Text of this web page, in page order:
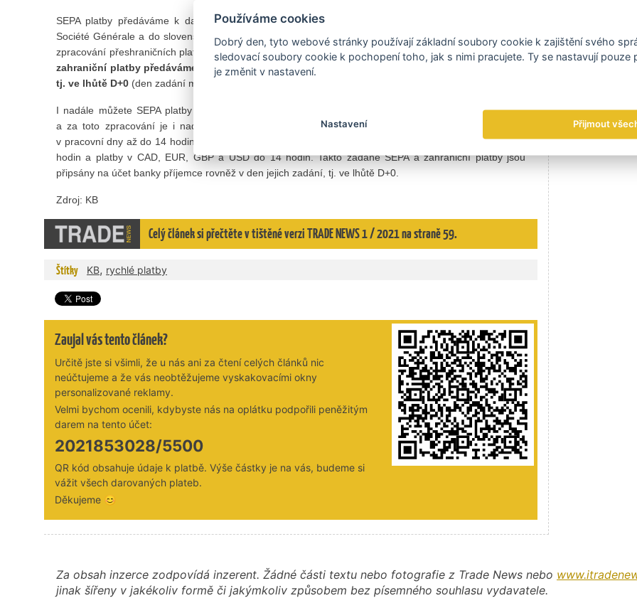
SEPA platby předáváme k dalšímu zpracování přeshraničních SEPA plateb do systému STEP přes
Société Générale a do slovenských bank přes systém SIPS. Zahraniční platby jsou předány k dalšímu
zpracování přeshraničních plateb do systému SWIFT a do slovenských bank přes systém SIPS.
SEPA i
zahraniční platby předáváme tak, aby byly připsány na účet banky příjemce v den jejich zadání,
tj. ve lhůtě D+0 (den zadání musí být pracovním dnem).
I nadále můžete SEPA platby i zahraniční platby zadávat s rychlostí urgent. To zůstává beze změny
a za toto zpracování je i nadále účtován poplatek. SEPA platby s rychlostí urgent můžete zadávat
v pracovní dny až do 14 hodin. Zahraniční platby v CZK, DKK, CHF, NOK a SEK můžete zadávat do 13
hodin a platby v CAD, EUR, GBP a USD do 14 hodin. Takto zadané SEPA a zahraniční platby jsou
připsány na účet banky příjemce rovněž v den jejich zadání, tj. ve lhůtě D+0.
Zdroj: KB
Celý článek si přečtěte v tištěné verzi TRADE NEWS 1 / 2021 na straně 59.
Štítky KB, rychlé platby
Zaujal vás tento článek?
Určitě jste si všimli, že u nás ani za čtení celých článků nic
neúčtujeme a že vás neobtěžujeme vyskakovacími okny
personalizované reklamy.
Velmi bychom ocenili, kdybyste nás na oplátku podpořili peněžitým
darem na tento účet:
2021853028/5500
QR kód obsahuje údaje k platbě. Výše částky je na vás, budeme si
vážit všech darovaných plateb.
Děkujeme 😊
Za obsah inzerce zodpovídá inzerent. Žádné části textu nebo fotografie z Trade News nebo
jinak šířeny v jakékoliv formě či jakýmkoliv způsobem bez písemného souhlasu vydavatele.
Používáme cookies
Dobrý den, tyto webové stránky používají základní soubory cookie k zajištění svého
sledovací soubory cookie k pochopení toho, jak s nimi pracujete. Ty se nastavují pouze
je změnit v nastavení.
Nastavení Přijmout